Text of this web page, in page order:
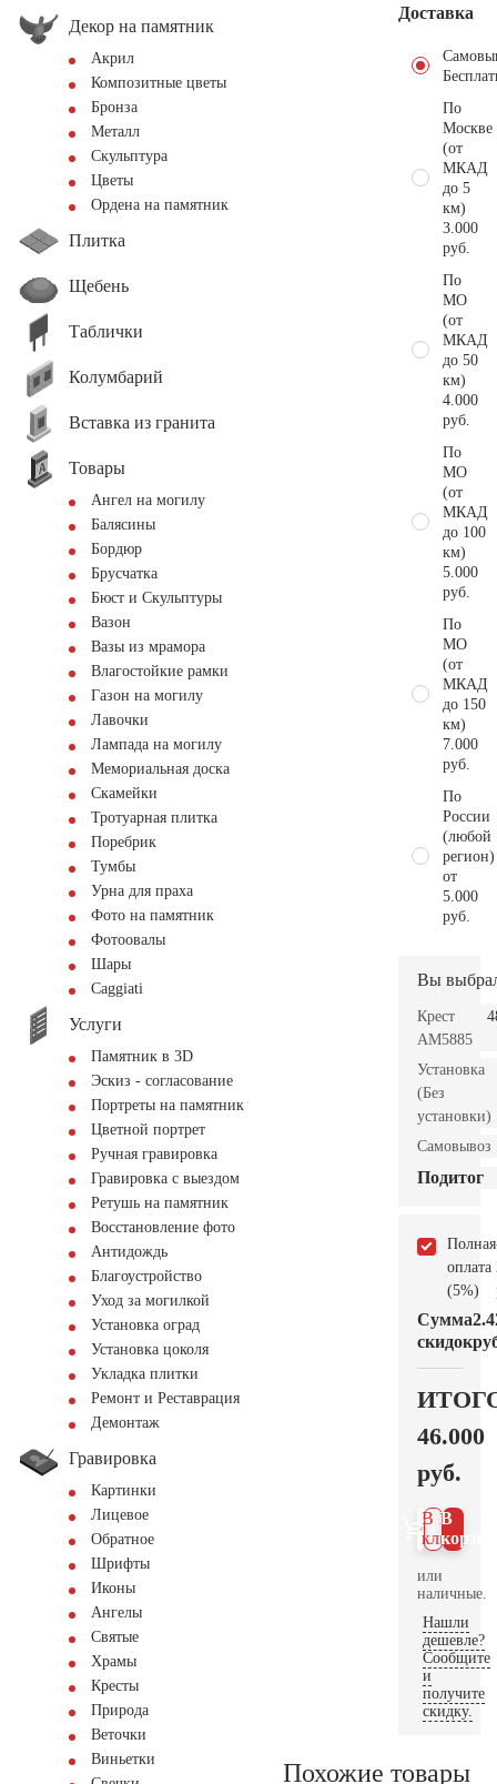
Декор на памятник
Акрил
Композитные цветы
Бронза
Металл
Скульптура
Цветы
Ордена на памятник
Плитка
Щебень
Таблички
Колумбарий
Вставка из гранита
Товары
Ангел на могилу
Балясины
Бордюр
Брусчатка
Бюст и Скульптуры
Вазон
Вазы из мрамора
Влагостойкие рамки
Газон на могилу
Лавочки
Лампада на могилу
Мемориальная доска
Скамейки
Тротуарная плитка
Поребрик
Тумбы
Урна для праха
Фото на памятник
Фотоовалы
Шары
Сaggiati
Услуги
Памятник в 3D
Эскиз - согласование
Портреты на памятник
Цветной портрет
Ручная гравировка
Гравировка с выездом
Ретушь на памятник
Восстановление фото
Антидождь
Благоустройство
Уход за могилкой
Установка оград
Установка цоколя
Укладка плитки
Ремонт и Реставрация
Демонтаж
Гравировка
Картинки
Лицевое
Обратное
Шрифты
Иконы
Ангелы
Святые
Храмы
Кресты
Природа
Веточки
Виньетки
Доставка
По
Москве
(от
МКАД
до 5
км)
3.000
руб.
По
МО
(от
МКАД
до 50
км)
4.000
руб.
По
МО
(от
МКАД
до 100
км)
5.000
руб.
По
МО
(от
МКАД
до 150
км)
7.000
руб.
По
России
(любой
регион)
от
5.000
руб.
Вы
Крест
AM5885
Установка
(Без
установки)
Самовывоз
Подитог
Полная
оплата
(5%)
Сумма
скидок
46.000
руб.
В
В 1
клик
или
наличные.
Нашли
дешевле?
Сообщите
и
получите
скидку.
Похожие товары